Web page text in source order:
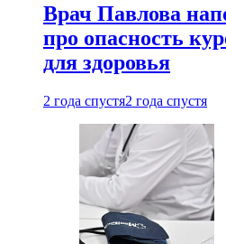
Врач Павлова
про опасность
для здоровья
2 года спустя2 года спустя